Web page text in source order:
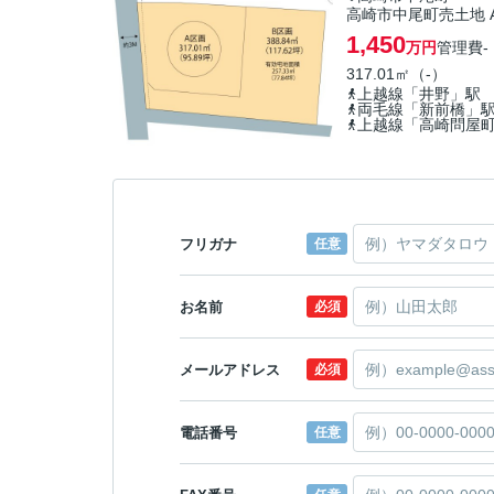
高崎市中尾町売土地
1,450万円管理費-
317.01㎡（-）
上越線「井野」駅
両毛線「新前橋」駅
上越線「高崎問屋
フリガナ 任意
お名前 必須
メールアドレス 必須
電話番号 任意